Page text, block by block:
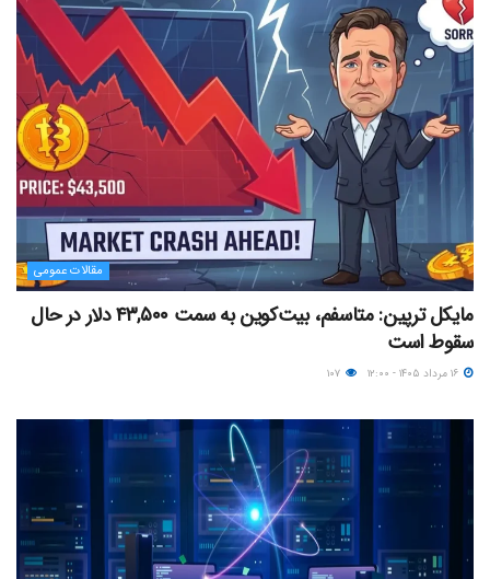
مقالات عمومی
مایکل ترپین: متاسفم، بیت‌کوین به سمت ۴۳,۵۰۰ دلار در حال
سقوط است